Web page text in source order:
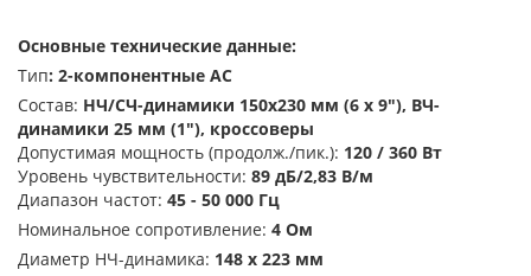
Основные технические данные:
Тип: 2-компонентные АС
Состав: НЧ/СЧ-динамики 150x230 мм (6 х 9"), ВЧ-
динамики 25 мм (1"), кроссоверы
Допустимая мощность (продолж./пик.): 120 / 360 Вт
Уровень чувствительности: 89 дБ/2,83 В/м
Диапазон частот: 45 - 50 000 Гц
Номинальное сопротивление: 4 Ом
Диаметр НЧ-динамика: 148 x 223 мм